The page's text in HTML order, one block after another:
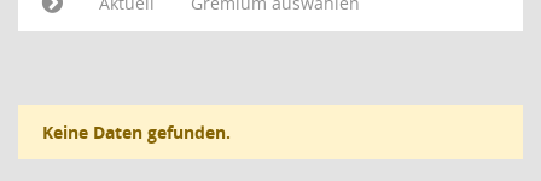
Keine Daten gefunden.